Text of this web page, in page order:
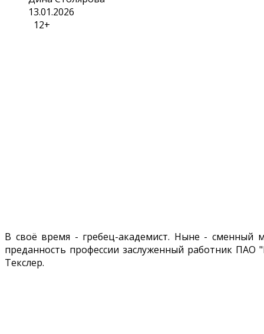
13.01.2026
12+
В своё время - гребец-академист. Ныне - сменный
преданность профессии заслуженный работник
Текслер.